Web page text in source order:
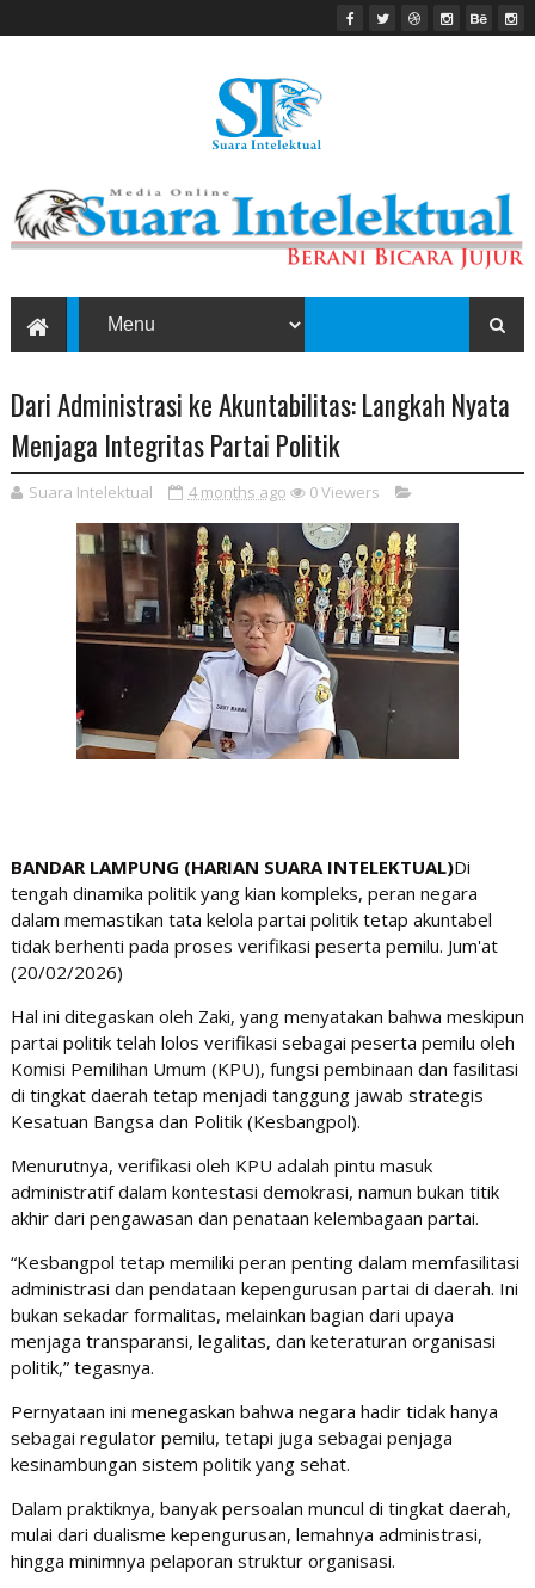
Dari Administrasi ke Akuntabilitas: Langkah Nyata
Menjaga Integritas Partai Politik
Suara Intelektual 4 months ago 0Viewers
BANDAR LAMPUNG (HARIAN SUARA INTELEKTUAL)Di
tengah dinamika politik yang kian kompleks, peran negara
dalam memastikan tata kelola partai politik tetap akuntabel
tidak berhenti pada proses verifikasi peserta pemilu. Jum'at
(20/02/2026)
Hal ini ditegaskan oleh Zaki, yang menyatakan bahwa meskipun
partai politik telah lolos verifikasi sebagai peserta pemilu oleh
Komisi Pemilihan Umum (KPU), fungsi pembinaan dan fasilitasi
di tingkat daerah tetap menjadi tanggung jawab strategis
Kesatuan Bangsa dan Politik (Kesbangpol).
Menurutnya, verifikasi oleh KPU adalah pintu masuk
administratif dalam kontestasi demokrasi, namun bukan titik
akhir dari pengawasan dan penataan kelembagaan partai.
“Kesbangpol tetap memiliki peran penting dalam memfasilitasi
administrasi dan pendataan kepengurusan partai di daerah. Ini
bukan sekadar formalitas, melainkan bagian dari upaya
menjaga transparansi, legalitas, dan keteraturan organisasi
politik,” tegasnya.
Pernyataan ini menegaskan bahwa negara hadir tidak hanya
sebagai regulator pemilu, tetapi juga sebagai penjaga
kesinambungan sistem politik yang sehat.
Dalam praktiknya, banyak persoalan muncul di tingkat daerah,
mulai dari dualisme kepengurusan, lemahnya administrasi,
hingga minimnya pelaporan struktur organisasi.